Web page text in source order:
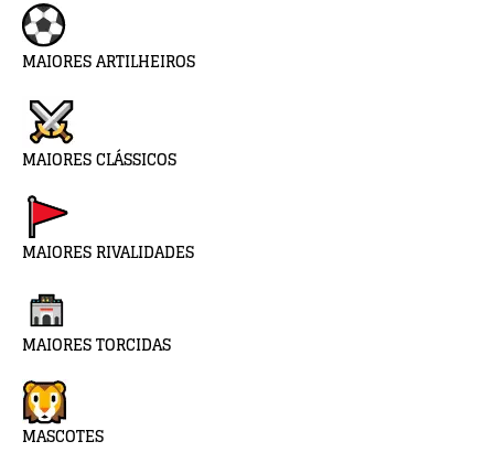
MAIORES ARTILHEIROS
MAIORES CLÁSSICOS
MAIORES RIVALIDADES
MAIORES TORCIDAS
MASCOTES